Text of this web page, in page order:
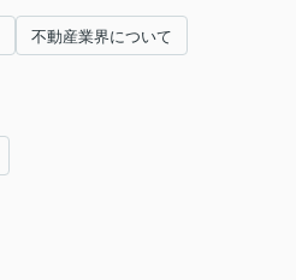
不動産業界について